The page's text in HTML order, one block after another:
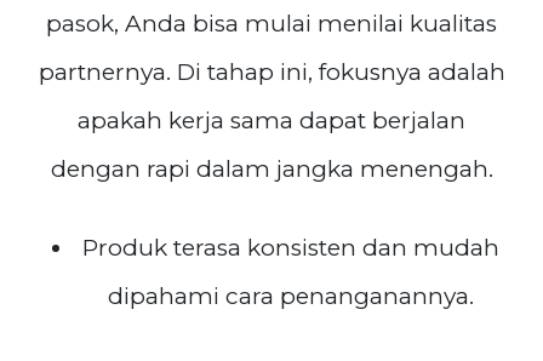
pasok, Anda bisa mulai menilai kualitas
partnernya. Di tahap ini, fokusnya adalah
apakah kerja sama dapat berjalan
dengan rapi dalam jangka menengah.
Produk terasa konsisten dan mudah
dipahami cara penanganannya.